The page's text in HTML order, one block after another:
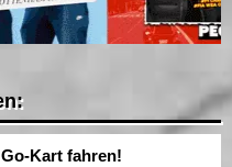
Kart fahren!